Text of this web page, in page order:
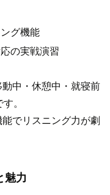
グ機能
の実戦演習
中・休憩中・就寝前
。
でリスニング力が劇
魅力